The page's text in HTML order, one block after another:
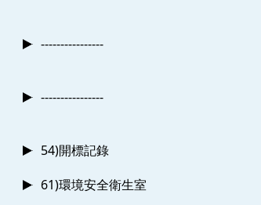
----------------
----------------
54)開標記錄
61)環境安全衛生室